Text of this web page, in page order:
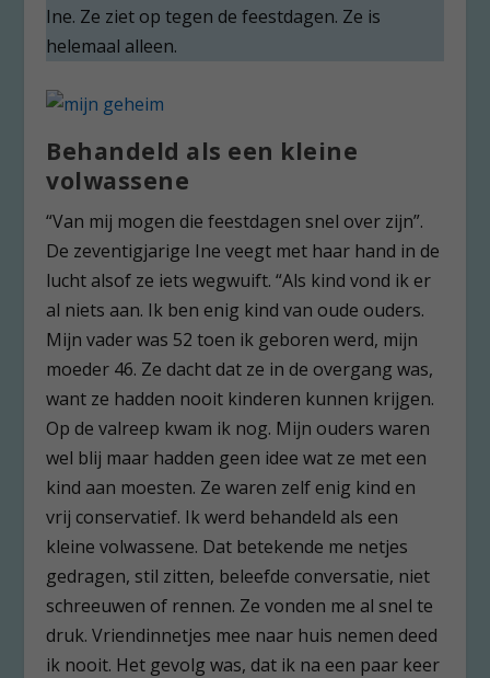
Ine. Ze ziet op tegen de feestdagen. Ze is
helemaal alleen.
Behandeld als een kleine
volwassene
“Van mij mogen die feestdagen snel over zijn”.
De zeventigjarige Ine veegt met haar hand in de
lucht alsof ze iets wegwuift. “Als kind vond ik er
al niets aan. Ik ben enig kind van oude ouders.
Mijn vader was 52 toen ik geboren werd, mijn
moeder 46. Ze dacht dat ze in de overgang was,
want ze hadden nooit kinderen kunnen krijgen.
Op de valreep kwam ik nog. Mijn ouders waren
wel blij maar hadden geen idee wat ze met een
kind aan moesten. Ze waren zelf enig kind en
vrij conservatief. Ik werd behandeld als een
kleine volwassene. Dat betekende me netjes
gedragen, stil zitten, beleefde conversatie, niet
schreeuwen of rennen. Ze vonden me al snel te
druk. Vriendinnetjes mee naar huis nemen deed
ik nooit. Het gevolg was, dat ik na een paar keer